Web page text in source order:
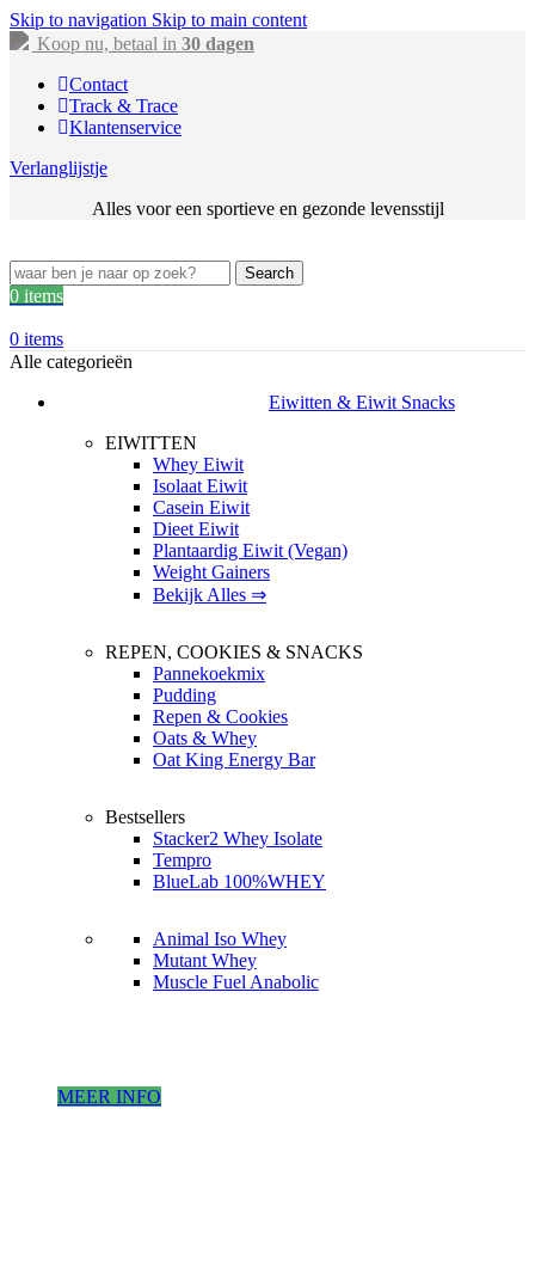
Skip to navigation Skip to main content
Koop nu, betaal in 30 dagen
Contact
Track & Trace
Klantenservice
Verlanglijstje
Alles voor een sportieve en gezonde levensstijl
Search
0 items
0 items
Alle categorieën
Eiwitten & Eiwit Snacks
EIWITTEN
Whey Eiwit
Isolaat Eiwit
Casein Eiwit
Dieet Eiwit
Plantaardig Eiwit (Vegan)
Weight Gainers
Bekijk Alles ⇒
REPEN, COOKIES & SNACKS
Pannekoekmix
Pudding
Repen & Cookies
Oats & Whey
Oat King Energy Bar
Bestsellers
Stacker2 Whey Isolate
Tempro
BlueLab 100%WHEY
Animal Iso Whey
Mutant Whey
Muscle Fuel Anabolic
MEER INFO